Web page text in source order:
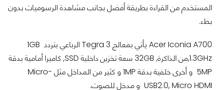
المستخدم من القراءة بطريقة أفضل بجانب مشاهدة الرسوميات بدون
بطء.
Acer Iconia A700 يأتي بمعالج Tegra 3 الرباعي بتردد 1GB
,1.3GHzمن الذاكرة, 32GB سعة تخزين داخلية SSD, كاميرا أمامية بدقة
5MP و أخرى خلفية بدقة 1MP و كثير من المداخل مثل Micro-
USB2.0, Micro HDMI و مدخل للصوت.